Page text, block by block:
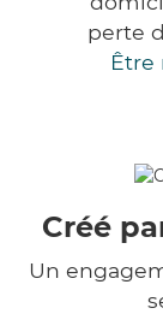
perte
Être
Créé
Un